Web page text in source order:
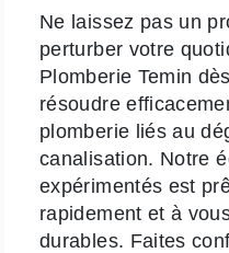
Ne laissez pas un
perturber votre
Plomberie Temin
résoudre
plomberie liés au
canalisation. Notre
expérimentés est
rapidement et à
durables. Faites